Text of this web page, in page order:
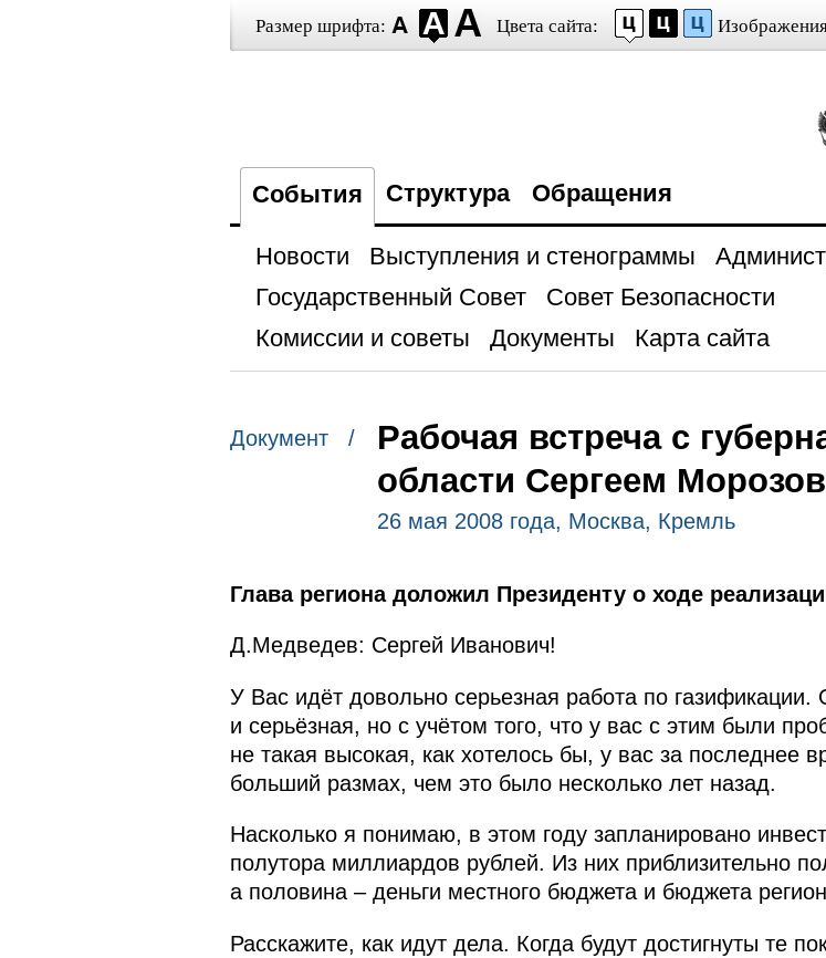
Размер шрифта: Цвета сайта:
События Структура Обращения
Новости Выступления и стенограммы
Государственный Совет
Совет Безопасности
Комиссии и советы
Документы Карта сайта
Документ /
Рабочая встреча с
области Сергеем
26 мая 2008 года, Москва, Кремль
Глава региона доложил Президенту о ходе
Д.Медведев: Сергей Иванович!
У Вас идёт довольно серьезная работа по
и серьёзная, но с учётом того, что у вас с этим были
не такая высокая, как хотелось бы, у вас за последнее
больший размах, чем это было несколько лет назад.
Насколько я понимаю, в этом году запланировано
полутора миллиардов рублей. Из них приблизительно
а половина – деньги местного бюджета и бюджета
Расскажите, как идут дела. Когда будут достигнуты те